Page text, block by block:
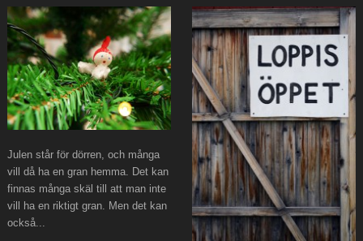
Julen står för dörren, och många
vill då ha en gran hemma. Det kan
finnas många skäl till att man inte
vill ha en riktigt gran. Men det kan
också...